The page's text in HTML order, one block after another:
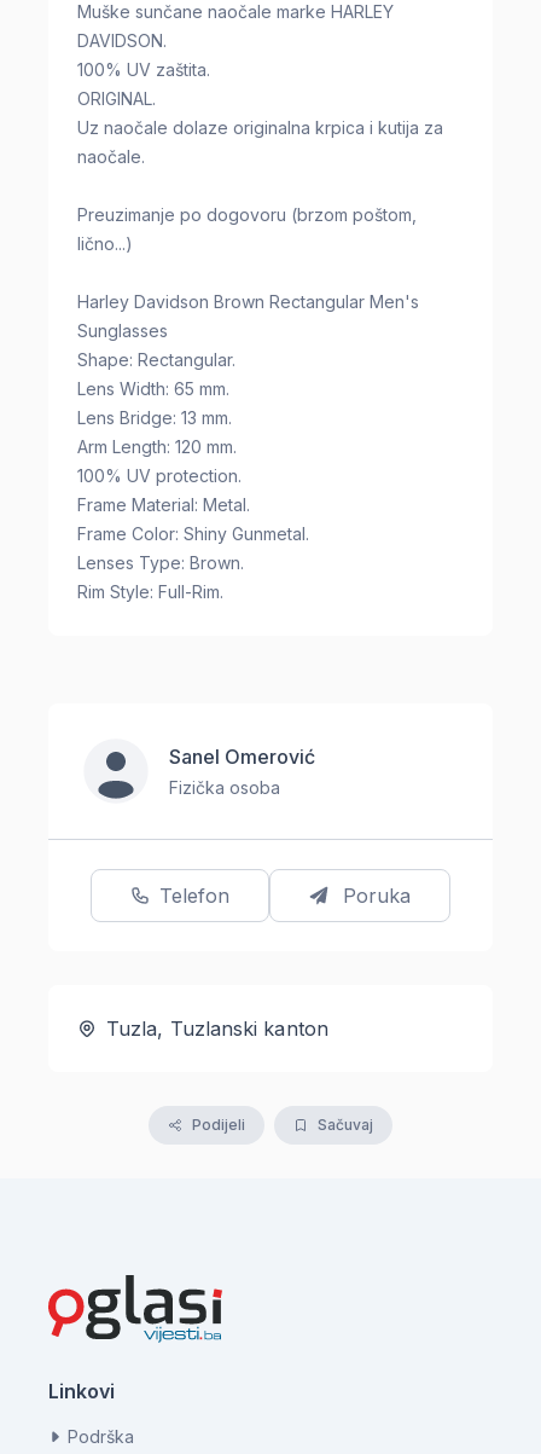
Muške sunčane naočale marke HARLEY
DAVIDSON.
100% UV zaštita.
ORIGINAL.
Uz naočale dolaze originalna krpica i kutija za
naočale.
Preuzimanje po dogovoru (brzom poštom,
lično...)
Harley Davidson Brown Rectangular Men's
Sunglasses
Shape: Rectangular.
Lens Width: 65 mm.
Lens Bridge: 13 mm.
Arm Length: 120 mm.
100% UV protection.
Frame Material: Metal.
Frame Color: Shiny Gunmetal.
Lenses Type: Brown.
Rim Style: Full-Rim.
Sanel Omerović
Fizička osoba
Telefon Poruka
Tuzla, Tuzlanski kanton
Podijeli Sačuvaj
Linkovi
Podrška